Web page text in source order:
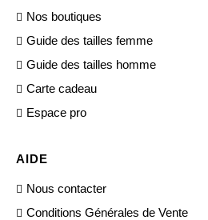
Nos boutiques
Guide des tailles femme
Guide des tailles homme
Carte cadeau
Espace pro
AIDE
Nous contacter
Conditions Générales de Vente